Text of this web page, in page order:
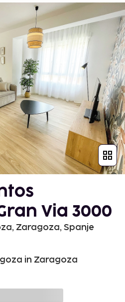
Via 3000
Zaragoza, Spanje
in Zaragoza